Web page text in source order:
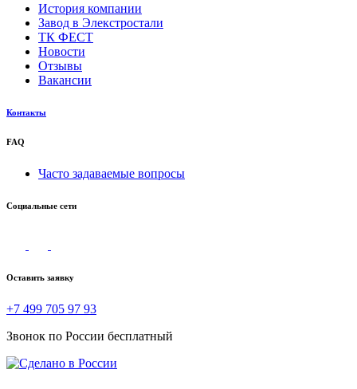
История компании
Завод в Элекстростали
ТК ФЕСТ
Новости
Отзывы
Вакансии
Контакты
FAQ
Часто задаваемые вопросы
Социальные сети
Оставить заявку
+7 499 705 97 93
Звонок по России бесплатный